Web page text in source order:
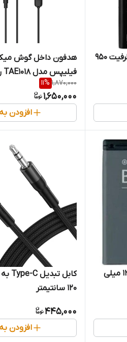
باتری موبایل LG IP-430A ظرفیت 950
هدفون داخل گوش
فیلیپس مدل TAE1018 رابط Type-C
1,870,000
11%
1,650,000
افزودن
باتری نوکیا BL-6F ظرفیت 1200 میلی
120 سانتیمتر
445,000
افزودن